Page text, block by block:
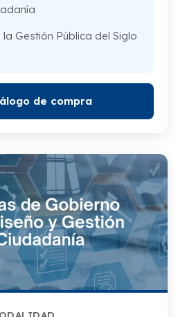
Gestión Pública del Siglo
de compra